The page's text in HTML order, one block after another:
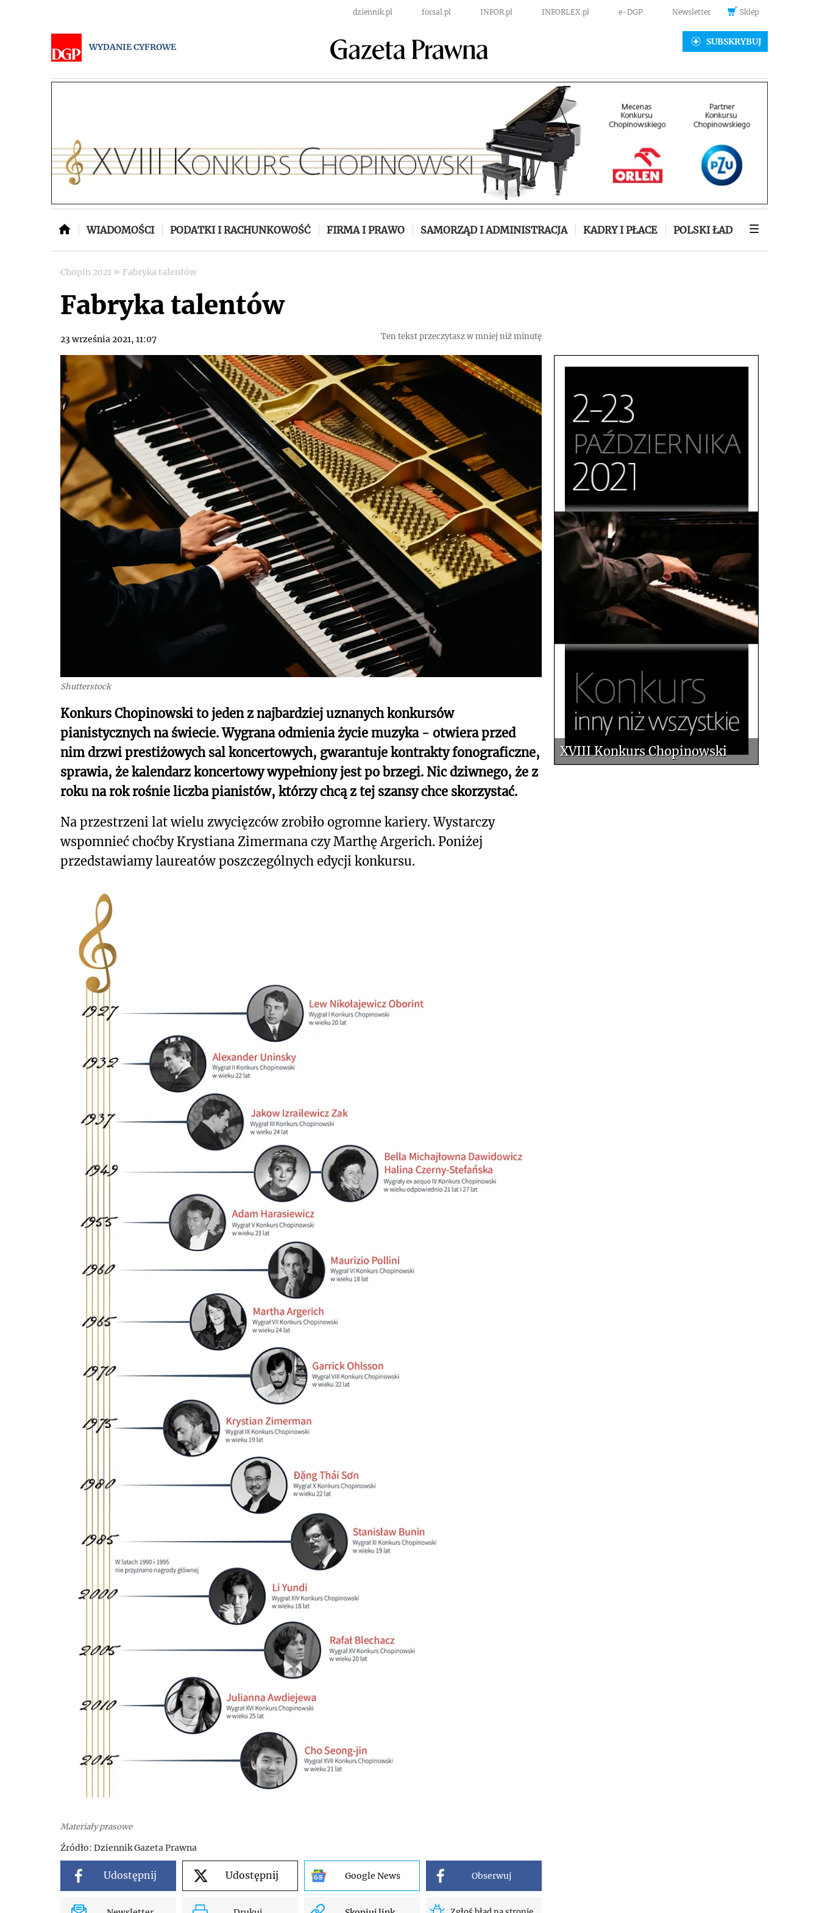
dziennik.pl forsal.pl INFOR.pl INFORLEX.pl e-DGP Newsletter Sklep
WYDANIE CYFROWE SUBSKRYBUJ
WIADOMOŚCI PODATKI I RACHUNKOWOŚĆ FIRMA I PRAWO SAMORZĄD I ADMINISTRACJA KADRY I PŁACE POLSKI ŁAD
Chopin 2021 » Fabryka talentów
Fabryka talentów
23 września 2021, 11:07 Ten tekst przeczytasz w mniej niż minutę
Shutterstock
Konkurs Chopinowski to jeden z najbardziej uznanych konkursów
pianistycznych na świecie. Wygrana odmienia życie muzyka - otwiera przed
nim drzwi prestiżowych sal koncertowych, gwarantuje kontrakty fonograficzne,
sprawia, że kalendarz koncertowy wypełniony jest po brzegi. Nic dziwnego, że z
roku na rok rośnie liczba pianistów, którzy chcą z tej szansy chce skorzystać.
Na przestrzeni lat wielu zwycięzców zrobiło ogromne kariery. Wystarczy
wspomnieć choćby Krystiana Zimermana czy Marthę Argerich. Poniżej
przedstawiamy laureatów poszczególnych edycji konkursu.
Materiały prasowe
Źródło: Dziennik Gazeta Prawna
Udostępnij Udostępnij Google News Obserwuj
XVIII Konkurs Chopinowski